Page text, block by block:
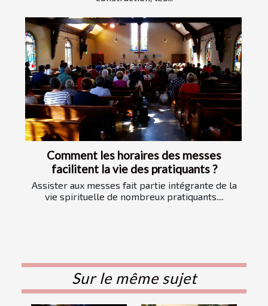
Comment les horaires des messes
facilitent la vie des pratiquants ?
Assister aux messes fait partie intégrante de la
vie spirituelle de nombreux pratiquants....
Sur le même sujet